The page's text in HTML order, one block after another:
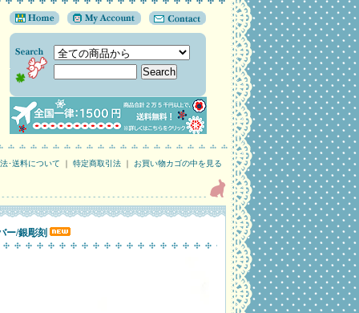
･送料について ｜ 特定商取引法 ｜ お買い物カゴの中を見る
ー/銀彫刻